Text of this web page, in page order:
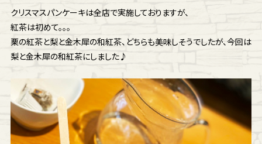
クリスマスパンケーキは全店で実施しておりますが、
紅茶は初めて。。。
栗の紅茶と梨と金木犀の和紅茶、どちらも美味しそうでしたが、今回は
梨と金木犀の和紅茶にしました♪